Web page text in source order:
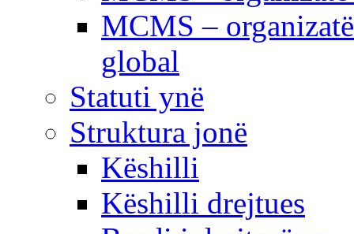
MCMS –
global
Statuti ynë
Struktura jonë
Këshilli
Këshilli drejtues